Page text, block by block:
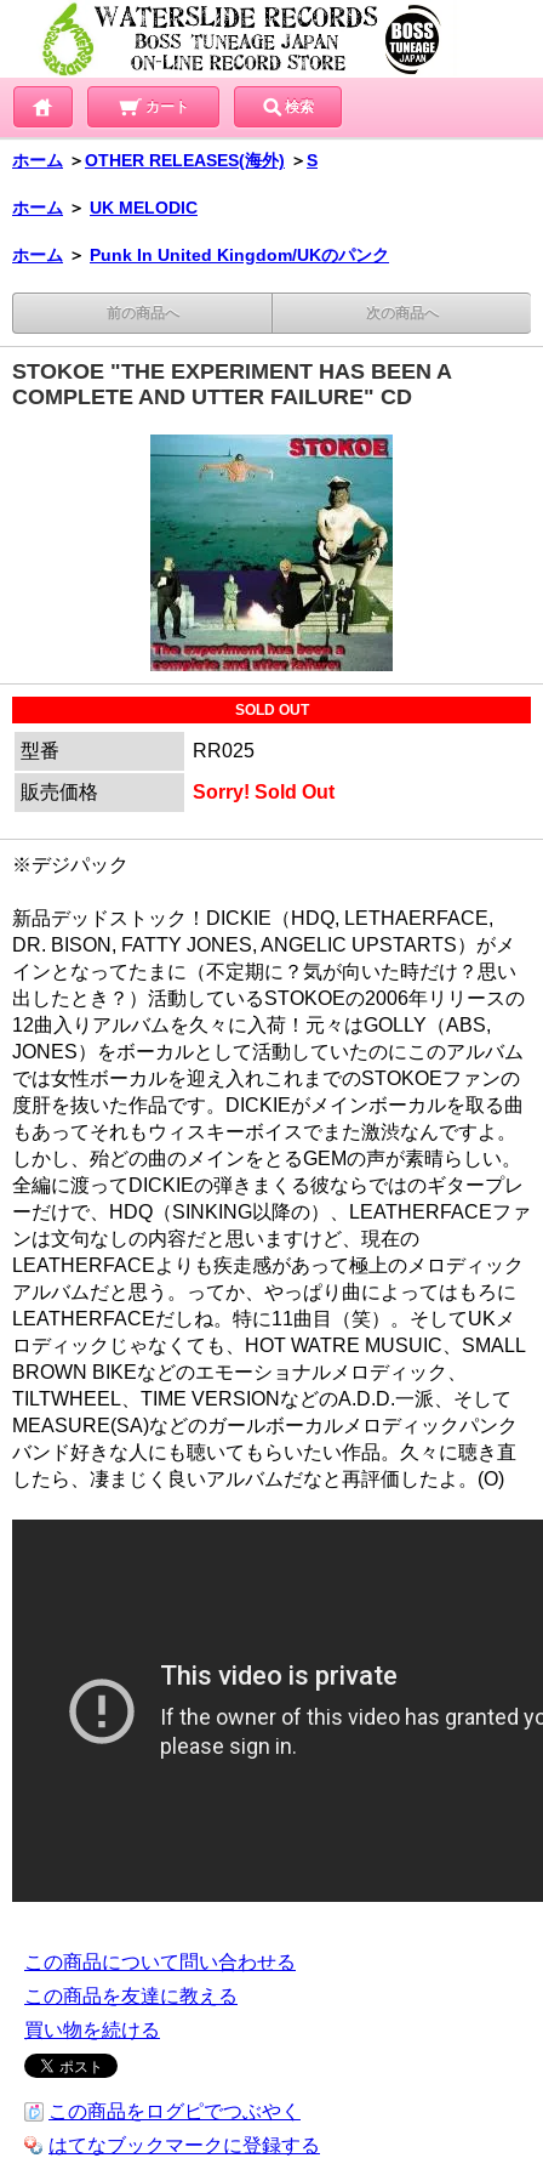
カート 検索
ホーム ＞OTHER RELEASES(海外) ＞S
ホーム ＞ UK MELODIC
ホーム ＞ Punk In United Kingdom/UKのパンク
前の商品へ 次の商品へ
STOKOE "THE EXPERIMENT HAS BEEN A
COMPLETE AND UTTER FAILURE" CD
SOLD OUT
型番
RR025
販売価格
Sorry! Sold Out
※デジパック
新品デッドストック！DICKIE（HDQ, LETHAERFACE,
DR. BISON, FATTY JONES, ANGELIC UPSTARTS）がメ
インとなってたまに（不定期に？気が向いた時だけ？思い
出したとき？）活動しているSTOKOEの2006年リリースの
12曲入りアルバムを久々に入荷！元々はGOLLY（ABS,
JONES）をボーカルとして活動していたのにこのアルバム
では女性ボーカルを迎え入れこれまでのSTOKOEファンの
度肝を抜いた作品です。DICKIEがメインボーカルを取る曲
もあってそれもウィスキーボイスでまた激渋なんですよ。
しかし、殆どの曲のメインをとるGEMの声が素晴らしい。
全編に渡ってDICKIEの弾きまくる彼ならではのギタープレ
ーだけで、HDQ（SINKING以降の）、LEATHERFACEファ
ンは文句なしの内容だと思いますけど、現在の
LEATHERFACEよりも疾走感があって極上のメロディック
アルバムだと思う。ってか、やっぱり曲によってはもろに
LEATHERFACEだしね。特に11曲目（笑）。そしてUKメ
ロディックじゃなくても、HOT WATRE MUSUIC、SMALL
BROWN BIKEなどのエモーショナルメロディック、
TILTWHEEL、TIME VERSIONなどのA.D.D.一派、そして
MEASURE(SA)などのガールボーカルメロディックパンク
バンド好きな人にも聴いてもらいたい作品。久々に聴き直
したら、凄まじく良いアルバムだなと再評価したよ。(O)
この商品について問い合わせる
この商品を友達に教える
買い物を続ける
この商品をログピでつぶやく
はてなブックマークに登録する